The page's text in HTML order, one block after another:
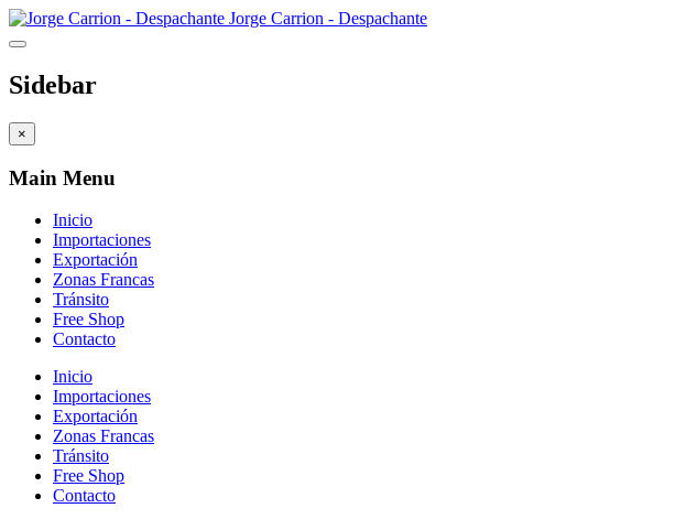
Jorge Carrion - Despachante
Sidebar
×
Main Menu
Inicio
Importaciones
Exportación
Zonas Francas
Tránsito
Free Shop
Contacto
Inicio
Importaciones
Exportación
Zonas Francas
Tránsito
Free Shop
Contacto